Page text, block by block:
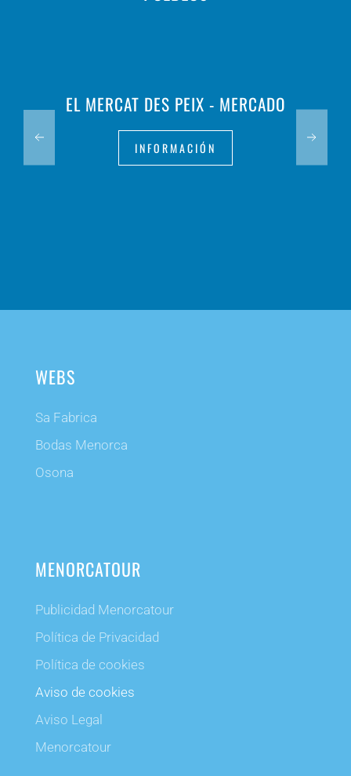
EL MERCAT DES PEIX - MERCADO
INFORMACIÓN
WEBS
Sa Fabrica
Bodas Menorca
Osona
MENORCATOUR
Publicidad Menorcatour
Política de Privacidad
Política de cookies
Aviso de cookies
Aviso Legal
Menorcatour